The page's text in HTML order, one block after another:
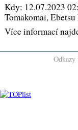
Kdy: 12.07.2023
Tomakomai,
Více informací
Odkazy